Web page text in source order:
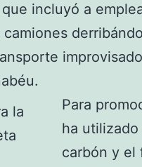
incluyó a
Para
ha
carbón y el